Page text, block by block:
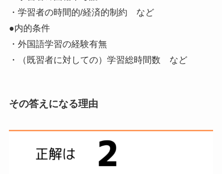
・学習者の時間的/経済的制約 など
●内的条件
・外国語学習の経験有無
・（既習者に対しての）学習総時間数 など
その答えになる理由